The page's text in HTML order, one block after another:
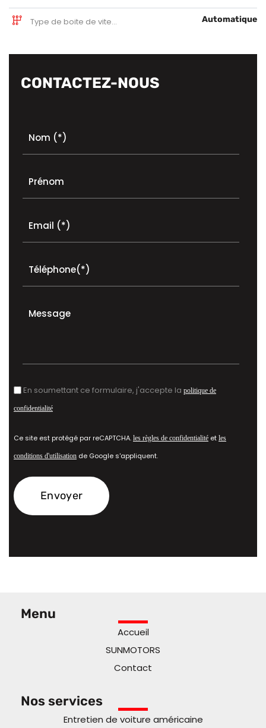
Type de boite de vitesse Automatique
CONTACTEZ-NOUS
Nom (*)
Prénom
Email (*)
Téléphone(*)
Message
En soumettant ce formulaire, j'accepte la politique de
confidentialité
Ce site est protégé par reCAPTCHA. les règles de confidentialité et les
conditions d'utilisation de Google s'appliquent.
Menu
Accueil
SUNMOTORS
Contact
Nos services
Entretien de voiture américaine